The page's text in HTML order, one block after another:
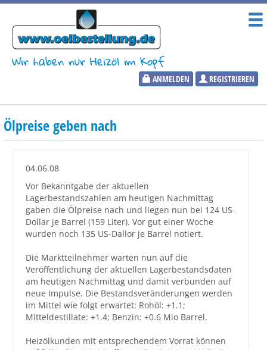
Wir haben nur Heizöl im Kopf
ANMELDEN REGISTRIEREN
Heizölpreise
Aktueller Heizölpreis
Marktinformationen
Wunschpreis Benachrichtigung
Großbestellungen
Produkte
Service
Ölpreise geben nach
04.06.08
Vor Bekanntgabe der aktuellen
Lagerbestandszahlen am heutigen Nachmittag
gaben die Ölpreise nach und liegen nun bei 124 US-
Dollar je Barrel (159 Liter). Vor gut einer Woche
wurden noch 135 US-Dallor je Barrel notiert.
Die Marktteilnehmer warten nun auf die
Veröffentlichung der aktuellen Lagerbestandsdaten
am heutigen Nachmittag und damit verbunden auf
neue Impulse. Die Bestandsveränderungen werden
im Mittel wie folgt erwartet: Rohöl: +1.1;
Mitteldestillate: +1.4; Benzin: +0.6 Mio Barrel.
Heizölkunden mit entsprechendem Vorrat können